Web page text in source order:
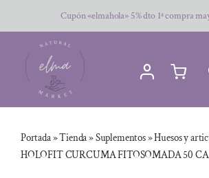
al
contenido
Cupón «elmahola» 5% dto 1ª compra
Portada»Tienda»Suplementos»Huesos y
HOLOFIT CURCUMA FITOSOMADA 50